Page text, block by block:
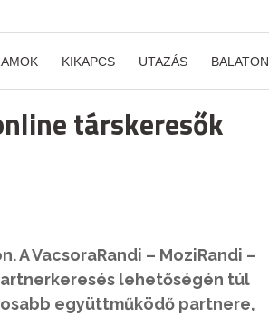
KIKAPCS UTAZÁS BALATON
társkeresők
VacsoraRandi – MoziRandi –
lehetőségén túl
együttműködő partnere,